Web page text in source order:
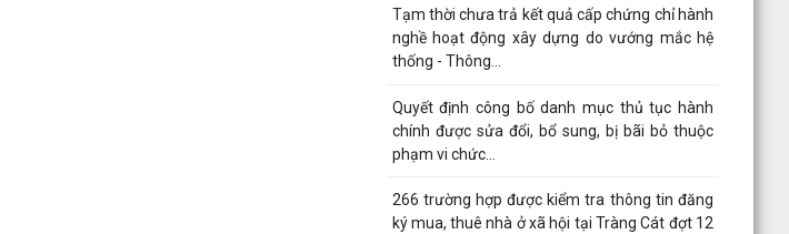
Tạm thời chưa trả kết quả cấp chứng chỉ hành
nghề hoạt động xây dựng do vướng mắc hệ
thống - Thông...
Quyết định công bố danh mục thủ tục hành
chính được sửa đổi, bổ sung, bị bãi bỏ thuộc
phạm vi chức...
266 trường hợp được kiểm tra thông tin đăng
ký mua, thuê nhà ở xã hội tại Tràng Cát đợt 12